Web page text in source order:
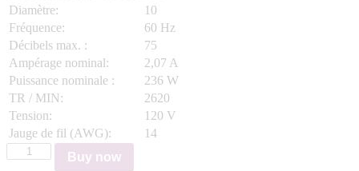
Diamètre:
10
Fréquence:
60 Hz
Décibels max. :
75
Ampérage nominal:
2,07 A
Puissance nominale :
236 W
TR / MIN:
2620
Tension:
120 V
Jauge de fil (AWG):
14
Active
Air
Buy now